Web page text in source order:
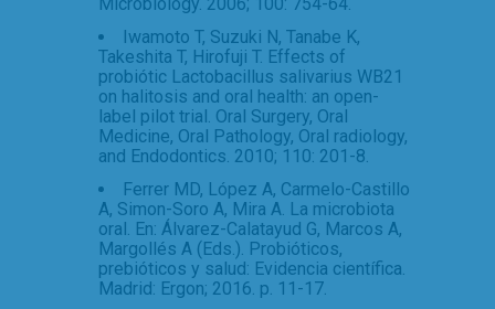
Iwamoto T, Suzuki N, Tanabe K,
Takeshita T, Hirofuji T. Effects of
probiótic Lactobacillus salivarius WB21
on halitosis and oral health: an open-
label pilot trial. Oral Surgery, Oral
Medicine, Oral Pathology, Oral radiology,
and Endodontics. 2010; 110: 201-8.
Ferrer MD, López A, Carmelo-Castillo
A, Simon-Soro A, Mira A. La microbiota
oral. En: Álvarez-Calatayud G, Marcos A,
Margollés A (Eds.). Probióticos,
prebióticos y salud: Evidencia científica.
Madrid: Ergon; 2016. p. 11-17.